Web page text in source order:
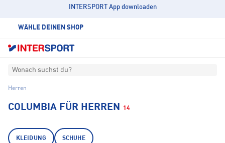
INTERSPORT App downloaden
WÄHLE DEINEN SHOP
Wonach suchst du?
Herren
COLUMBIA FÜR HERREN 14
KLEIDUNG SCHUHE